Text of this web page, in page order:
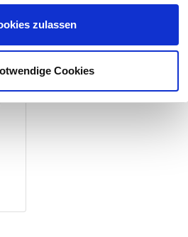
zulassen
Cookies